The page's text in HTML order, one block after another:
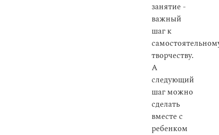
занятие -
важный
шаг к
творчеству.
А
следующий
шаг можно
сделать
вместе с
ребенком